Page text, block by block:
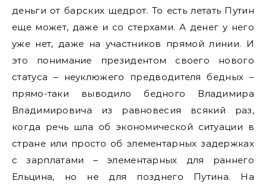
деньги от барских щедрот. То есть летать Путин
еще может, даже и со стерхами. А денег у него
уже нет, даже на участников прямой линии. И
это понимание президентом своего нового
статуса – неуклюжего предводителя бедных –
прямо-таки выводило бедного Владимира
Владимировича из равновесия всякий раз,
когда речь шла об экономической ситуации в
стране или просто об элементарных задержках
с зарплатами – элементарных для раннего
Ельцина, но не для позднего Путина. На